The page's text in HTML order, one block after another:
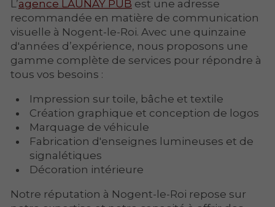
L’agence LAUNAY PUB est une adresse
recommandée en matière de communication
visuelle à Nogent-le-Roi. Avec une quinzaine
d'années d’expérience, nous proposons une
gamme complète de services pour répondre à
tous vos besoins :
Impression sur toile, bâche et textile
Création graphique et conception de logos
Marquage de véhicule
Fabrication d'enseignes lumineuses et de
signalétiques
Décoration intérieure
Notre réputation à Nogent-le-Roi repose sur